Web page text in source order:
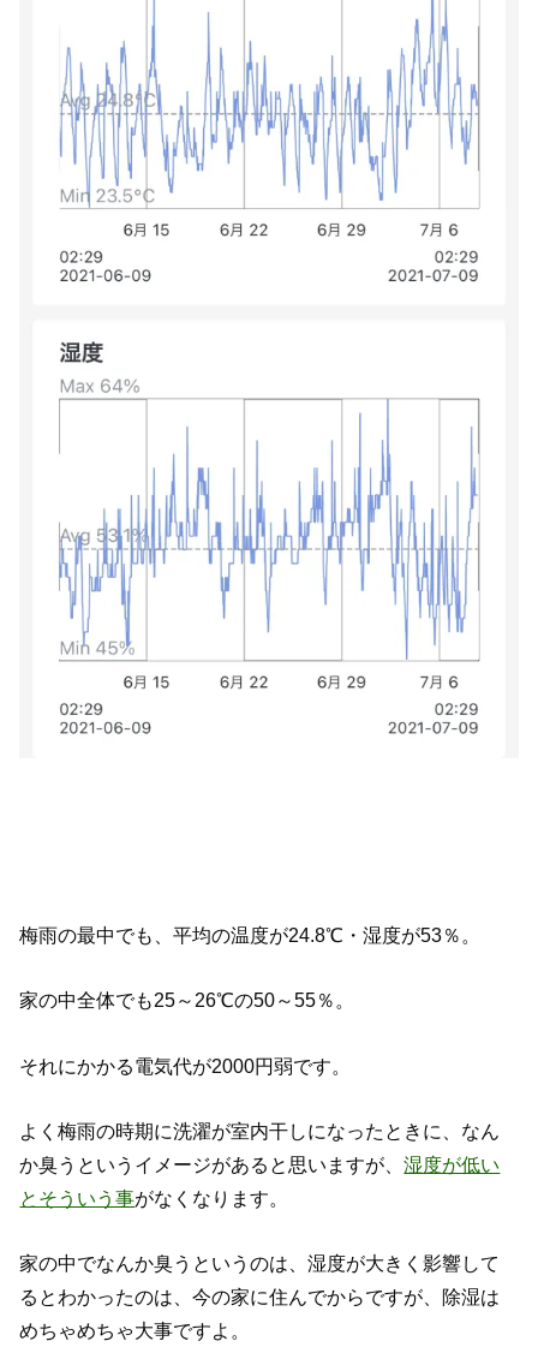
梅雨の最中でも、平均の温度が24.8℃・湿度が53％。
家の中全体でも25～26℃の50～55％。
それにかかる電気代が2000円弱です。
よく梅雨の時期に洗濯が室内干しになったときに、なん
か臭うというイメージがあると思いますが、湿度が低い
とそういう事がなくなります。
家の中でなんか臭うというのは、湿度が大きく影響して
るとわかったのは、今の家に住んでからですが、除湿は
めちゃめちゃ大事ですよ。